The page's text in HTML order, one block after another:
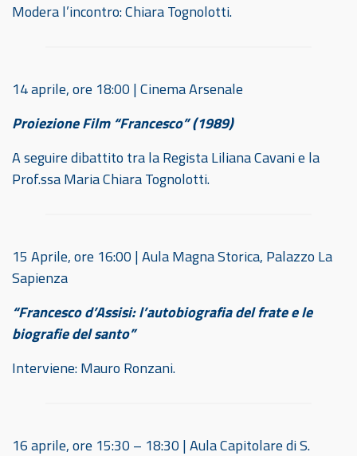
Modera l’incontro: Chiara Tognolotti.
14 aprile, ore 18:00 | Cinema Arsenale
Proiezione Film “Francesco” (1989)
A seguire dibattito tra la Regista Liliana Cavani e la
Prof.ssa Maria Chiara Tognolotti.
15 Aprile, ore 16:00 | Aula Magna Storica, Palazzo La
Sapienza
“Francesco d’Assisi: l’autobiografia del frate e le
biografie del santo”
Interviene: Mauro Ronzani.
16 aprile, ore 15:30 – 18:30 | Aula Capitolare di S.